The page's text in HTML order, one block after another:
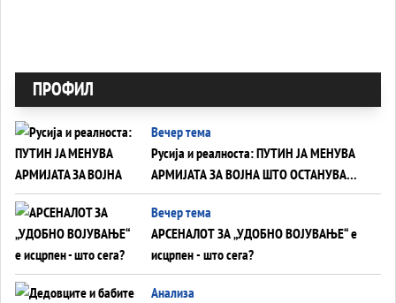
ПРОФИЛ
Вечер тема
Русија и реалноста: ПУТИН ЈА МЕНУВА
АРМИЈАТА ЗА ВОЈНА ШТО ОСТАНУВА
БЕЗ ФРОНТ
Вечер тема
АРСЕНАЛОТ ЗА „УДОБНО ВОЈУВАЊЕ“ е
исцрпен - што сега?
Анализа